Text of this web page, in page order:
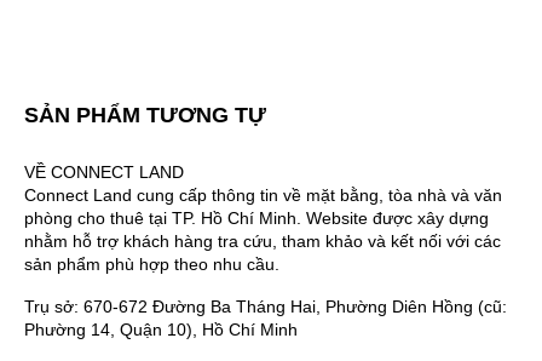
SẢN PHẨM TƯƠNG TỰ
VỀ CONNECT LAND
Connect Land cung cấp thông tin về mặt bằng, tòa nhà và văn
phòng cho thuê tại TP. Hồ Chí Minh. Website được xây dựng
nhằm hỗ trợ khách hàng tra cứu, tham khảo và kết nối với các
sản phẩm phù hợp theo nhu cầu.
Trụ sở: 670-672 Đường Ba Tháng Hai, Phường Diên Hồng (cũ:
Phường 14, Quận 10), Hồ Chí Minh